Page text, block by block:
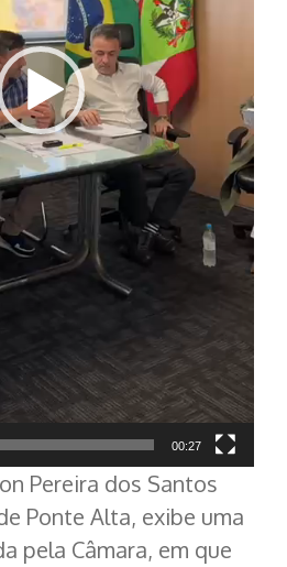
00:27
Pereira dos Santos
Ponte Alta, exibe uma
pela Câmara, em que